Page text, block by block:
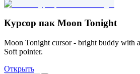
Курсор пак Moon Tonight
Moon Tonight cursor - bright buddy with
Soft pointer.
Открыть